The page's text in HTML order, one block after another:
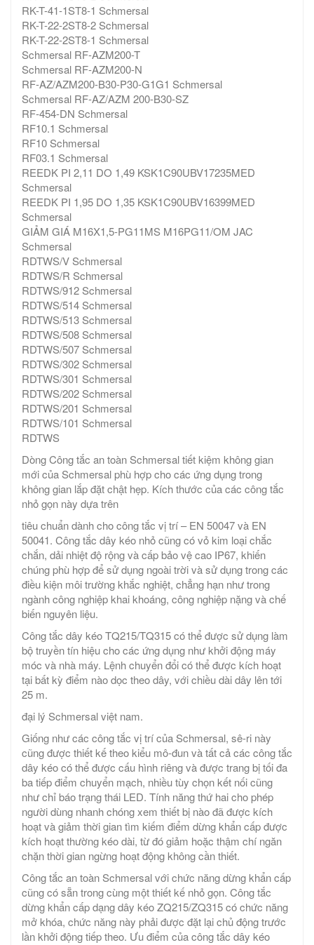
RK-T-41-1ST8-1 Schmersal
RK-T-22-2ST8-2 Schmersal
RK-T-22-2ST8-1 Schmersal
Schmersal RF-AZM200-T
Schmersal RF-AZM200-N
RF-AZ/AZM200-B30-P30-G1G1 Schmersal
Schmersal RF-AZ/AZM 200-B30-SZ
RF-454-DN Schmersal
RF10.1 Schmersal
RF10 Schmersal
RF03.1 Schmersal
REEDK PI 2,11 DO 1,49 KSK1C90UBV17235MED
Schmersal
REEDK PI 1,95 DO 1,35 KSK1C90UBV16399MED
Schmersal
GIẢM GIÁ M16X1,5-PG11MS M16PG11/OM JAC
Schmersal
RDTWS/V Schmersal
RDTWS/R Schmersal
RDTWS/912 Schmersal
RDTWS/514 Schmersal
RDTWS/513 Schmersal
RDTWS/508 Schmersal
RDTWS/507 Schmersal
RDTWS/302 Schmersal
RDTWS/301 Schmersal
RDTWS/202 Schmersal
RDTWS/201 Schmersal
RDTWS/101 Schmersal
RDTWS
Dòng Công tắc an toàn Schmersal tiết kiệm không gian
mới của Schmersal phù hợp cho các ứng dụng trong
không gian lắp đặt chật hẹp. Kích thước của các công tắc
nhỏ gọn này dựa trên
tiêu chuẩn dành cho công tắc vị trí – EN 50047 và EN
50041. Công tắc dây kéo nhỏ cũng có vỏ kim loại chắc
chắn, dải nhiệt độ rộng và cấp bảo vệ cao IP67, khiến
chúng phù hợp để sử dụng ngoài trời và sử dụng trong các
điều kiện môi trường khắc nghiệt, chẳng hạn như trong
ngành công nghiệp khai khoáng, công nghiệp nặng và chế
biến nguyên liệu.
Công tắc dây kéo TQ215/TQ315 có thể được sử dụng làm
bộ truyền tín hiệu cho các ứng dụng như khởi động máy
móc và nhà máy. Lệnh chuyển đổi có thể được kích hoạt
tại bất kỳ điểm nào dọc theo dây, với chiều dài dây lên tới
25 m.
đại lý Schmersal việt nam.
Giống như các công tắc vị trí của Schmersal, sê-ri này
cũng được thiết kế theo kiểu mô-đun và tất cả các công tắc
dây kéo có thể được cấu hình riêng và được trang bị tối đa
ba tiếp điểm chuyển mạch, nhiều tùy chọn kết nối cũng
như chỉ báo trạng thái LED. Tính năng thứ hai cho phép
người dùng nhanh chóng xem thiết bị nào đã được kích
hoạt và giảm thời gian tìm kiếm điểm dừng khẩn cấp được
kích hoạt thường kéo dài, từ đó giảm hoặc thậm chí ngăn
chặn thời gian ngừng hoạt động không cần thiết.
Công tắc an toàn Schmersal với chức năng dừng khẩn cấp
cũng có sẵn trong cùng một thiết kế nhỏ gọn. Công tắc
dừng khẩn cấp dạng dây kéo ZQ215/ZQ315 có chức năng
mở khóa, chức năng này phải được đặt lại chủ động trước
lần khởi động tiếp theo. Ưu điểm của công tắc dây kéo